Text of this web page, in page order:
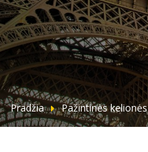
Pradžia Pažintinės kelionės